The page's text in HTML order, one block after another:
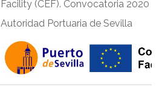
Facility (CEF). Convocatoria 2020
Autoridad Portuaria de Sevilla